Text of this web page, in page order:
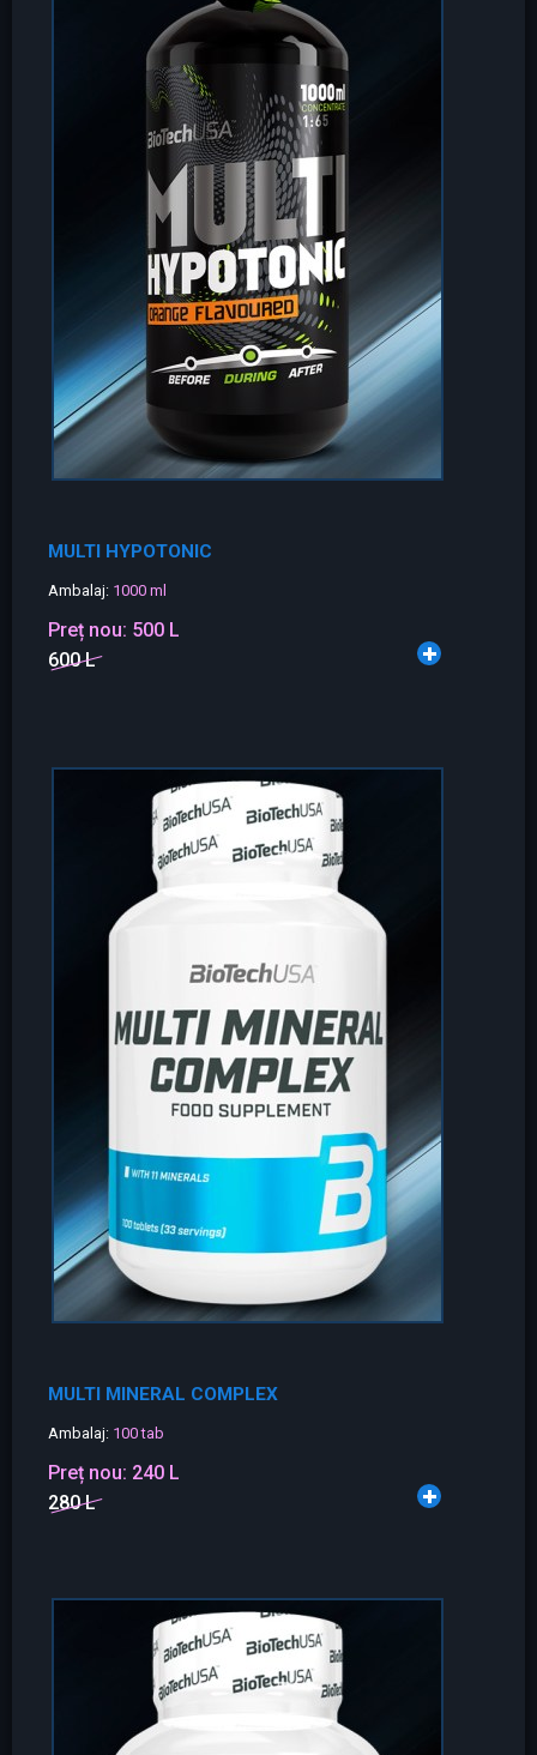
MULTI HYPOTONIC
Ambalaj: 1000 ml
Preț nou: 500 L
600 L
MULTI MINERAL COMPLEX
Ambalaj: 100 tab
Preț nou: 240 L
280 L